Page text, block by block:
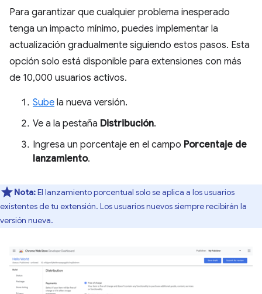
Para garantizar que cualquier problema inesperado
tenga un impacto mínimo, puedes implementar la
actualización gradualmente siguiendo estos pasos. Esta
opción solo está disponible para extensiones con más
de 10,000 usuarios activos.
Sube la nueva versión.
Ve a la pestaña Distribución.
Ingresa un porcentaje en el campo Porcentaje de
lanzamiento.
Nota:El lanzamiento porcentual solo se aplica a los usuarios
existentes de tu extensión. Los usuarios nuevos siempre recibirán la
versión nueva.